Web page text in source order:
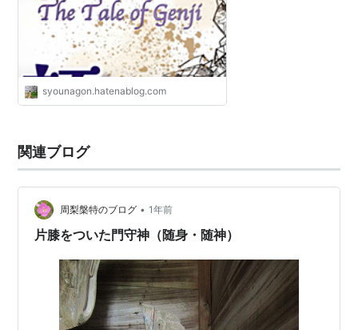
源氏物語&古典🪷〜笑う門には福来る
🌸少納言日記🌸
syounagon.hatenablog.com
関連ブログ
周梨槃特のブログ • 1年前
片膝をついた門守神（随身・随神）